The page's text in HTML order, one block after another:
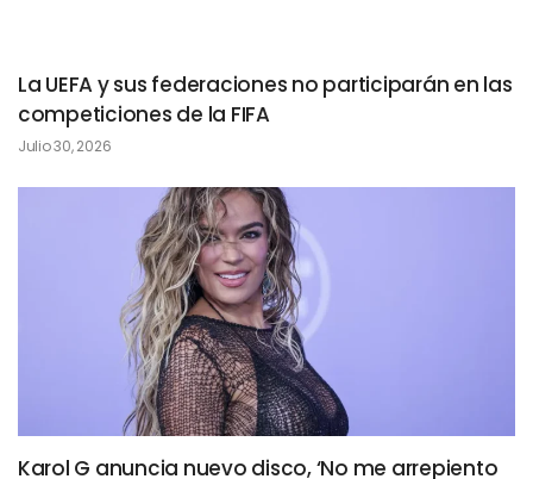
La UEFA y sus federaciones no participarán en las
competiciones de la FIFA
Julio 30, 2026
Karol G anuncia nuevo disco, ‘No me arrepiento